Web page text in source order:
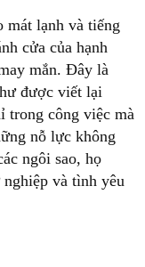
mát lạnh và tiếng
cửa của hạnh
mắn. Đây là
được viết lại
trong công việc mà
nỗ lực không
ngôi sao, họ
và tình yêu